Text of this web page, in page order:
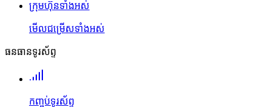
ក្រុមហ៊ុនទាំងអស់
មើលជម្រើសទាំងអស់
ធនធានទូរស័ព្ទ
កញ្ចប់ទូរស័ព្ទ